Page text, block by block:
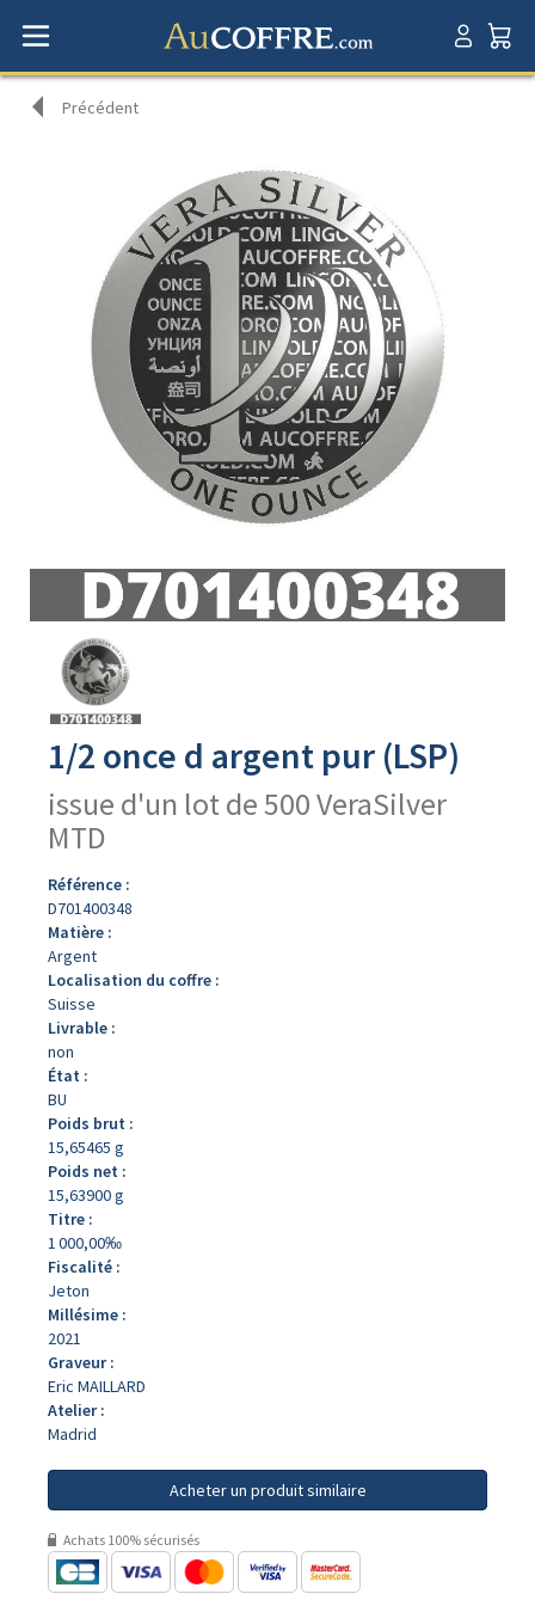
Précédent
produit
1/2 once d argent pur (LSP)
issue d'un lot de 500 VeraSilver
MTD
Référence :
D701400348
Matière :
Argent
Localisation du coffre :
Suisse
Livrable :
non
État :
BU
Poids brut :
15,65465 g
Poids net :
15,63900 g
Titre :
1 000,00‰
Fiscalité :
Jeton
Millésime :
2021
Graveur :
Eric MAILLARD
Atelier :
Madrid
Acheter un produit similaire
Achats 100% sécurisés